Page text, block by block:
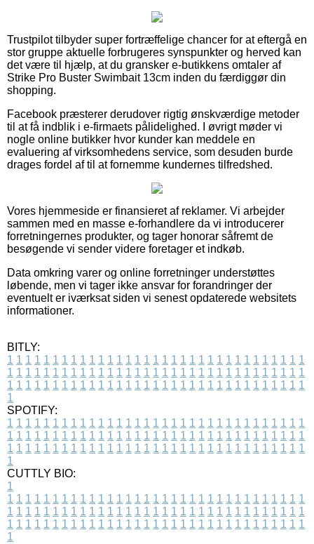
Trustpilot tilbyder super fortræffelige chancer for at eftergå en
stor gruppe aktuelle forbrugeres synspunkter og herved kan
det være til hjælp, at du gransker e-butikkens omtaler af
Strike Pro Buster Swimbait 13cm inden du færdiggør din
shopping.
Facebook præsterer derudover rigtig ønskværdige metoder
til at få indblik i e-firmaets pålidelighed. I øvrigt møder vi
nogle online butikker hvor kunder kan meddele en
evaluering af virksomhedens service, som desuden burde
drages fordel af til at fornemme kundernes tilfredshed.
Vores hjemmeside er finansieret af reklamer. Vi arbejder
sammen med en masse e-forhandlere da vi introducerer
forretningernes produkter, og tager honorar såfremt de
besøgende vi sender videre foretager et indkøb.
Data omkring varer og online forretninger understøttes
løbende, men vi tager ikke ansvar for forandringer der
eventuelt er iværksat siden vi senest opdaterede websitets
informationer.
BITLY:
1 1 1 1 1 1 1 1 1 1 1 1 1 1 1 1 1 1 1 1 1 1 1 1 1 1 1 1 1 1 1 1 1
1 1 1 1 1 1 1 1 1 1 1 1 1 1 1 1 1 1 1 1 1 1 1 1 1 1 1 1 1 1 1 1 1
1 1 1 1 1 1 1 1 1 1 1 1 1 1 1 1 1 1 1 1 1 1 1 1 1 1 1 1 1 1 1 1 1
1
SPOTIFY:
1 1 1 1 1 1 1 1 1 1 1 1 1 1 1 1 1 1 1 1 1 1 1 1 1 1 1 1 1 1 1 1 1
1 1 1 1 1 1 1 1 1 1 1 1 1 1 1 1 1 1 1 1 1 1 1 1 1 1 1 1 1 1 1 1 1
1 1 1 1 1 1 1 1 1 1 1 1 1 1 1 1 1 1 1 1 1 1 1 1 1 1 1 1 1 1 1 1 1
1
CUTTLY BIO:
1
1 1 1 1 1 1 1 1 1 1 1 1 1 1 1 1 1 1 1 1 1 1 1 1 1 1 1 1 1 1 1 1 1
1 1 1 1 1 1 1 1 1 1 1 1 1 1 1 1 1 1 1 1 1 1 1 1 1 1 1 1 1 1 1 1 1
1 1 1 1 1 1 1 1 1 1 1 1 1 1 1 1 1 1 1 1 1 1 1 1 1 1 1 1 1 1 1 1 1
1